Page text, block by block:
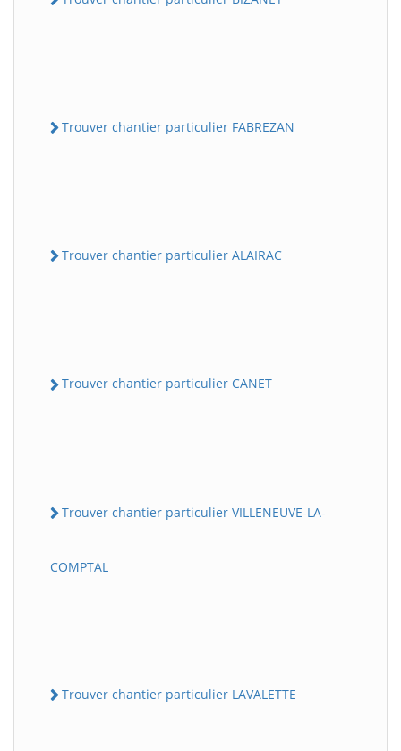
Trouver chantier particulier FABREZAN
Trouver chantier particulier ALAIRAC
Trouver chantier particulier CANET
Trouver chantier particulier VILLENEUVE-LA-
COMPTAL
Trouver chantier particulier LAVALETTE